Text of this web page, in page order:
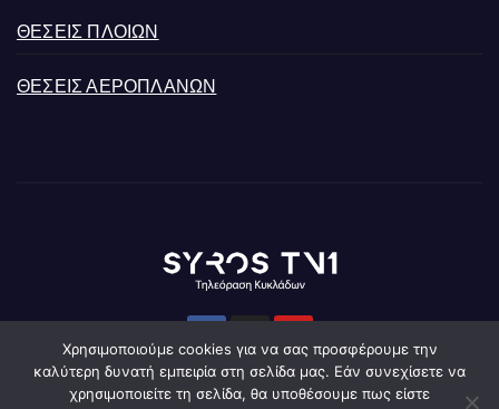
ΘΕΣΕΙΣ ΠΛΟΙΩΝ
ΘΕΣΕΙΣ ΑΕΡΟΠΛΑΝΩΝ
Χρησιμοποιούμε cookies για να σας προσφέρουμε την
καλύτερη δυνατή εμπειρία στη σελίδα μας. Εάν συνεχίσετε να
χρησιμοποιείτε τη σελίδα, θα υποθέσουμε πως είστε